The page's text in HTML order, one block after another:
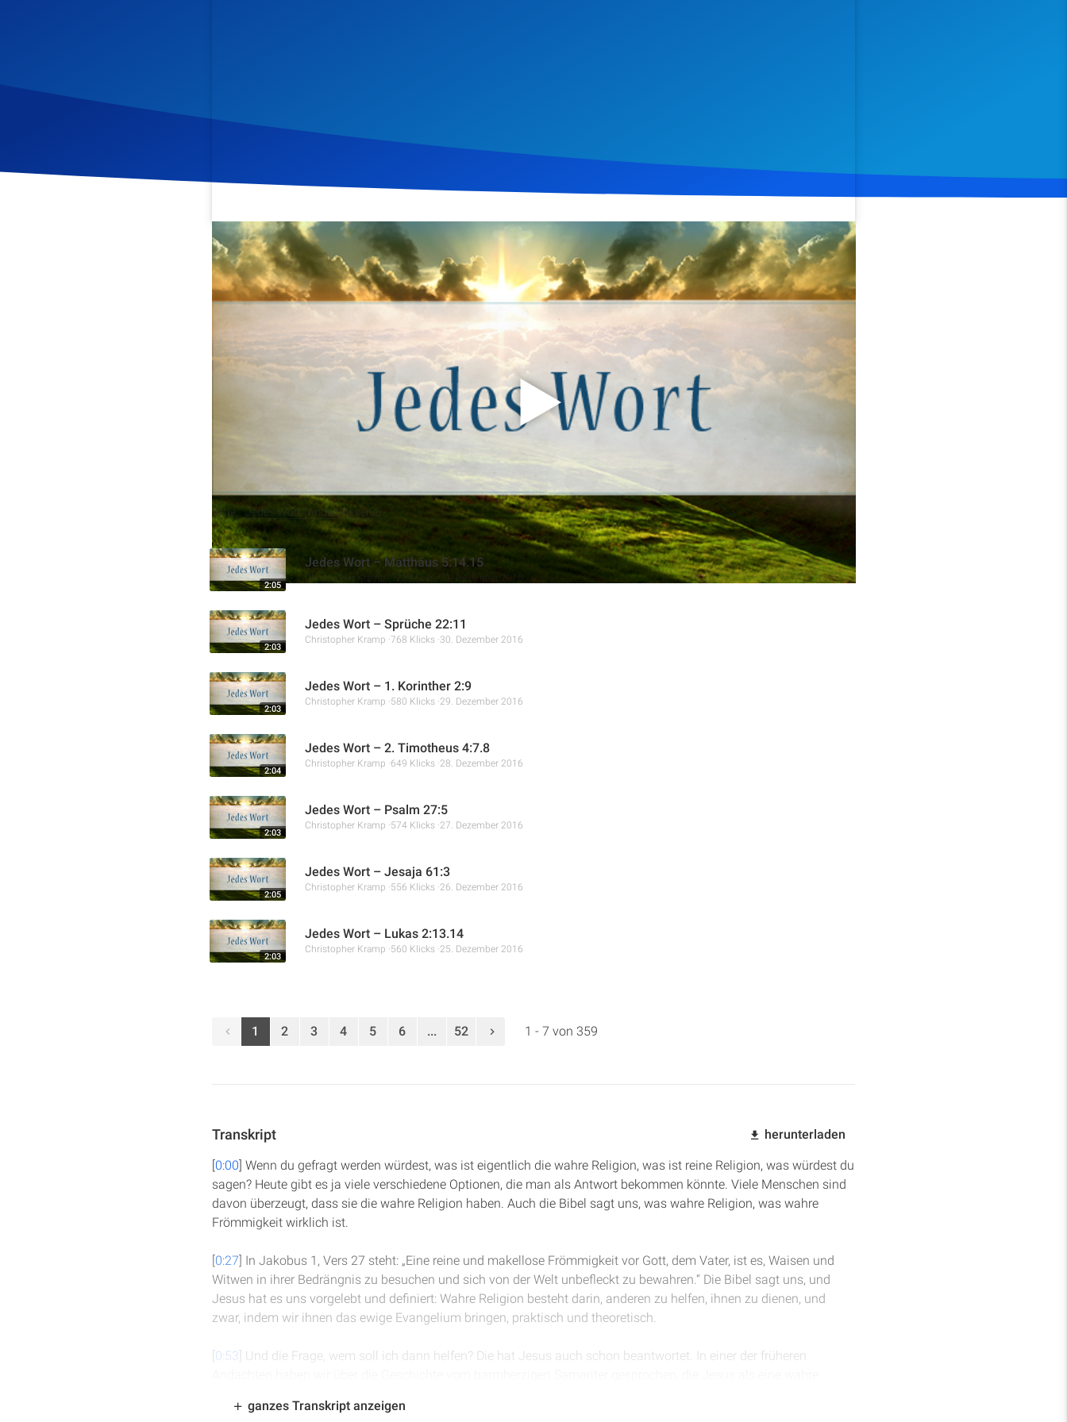
Veröffentlicht am 26. August 2016 329 Download Teilen
Diese Andacht beleuchtet die wahre Bedeutung von Religion und Frömmigkeit, wie sie in
beschrieben wird. Christopher Kramp erklärt, dass echte Religiosität darin besteht, anderen zu helfen und sich von
der Welt rein zu halten. Er betont, dass Jesus uns gezeigt hat, wie wir bedürftigen Menschen dienen und ihnen das
Weitere Aufnahmen
Serie: Jedes Wort (Andachtsserie)
2:05
Jedes Wort – Matthäus 5:14.15
Christopher Kramp 923 Klicks
2:03
Jedes Wort – Sprüche 22:11
Christopher Kramp 768 Klicks 30. Dezember 2016
2:03
Jedes Wort – 1. Korinther 2:9
Christopher Kramp 580 Klicks 29. Dezember 2016
2:04
Jedes Wort – 2. Timotheus 4:7.8
Christopher Kramp 649 Klicks 28. Dezember 2016
2:03
Jedes Wort – Psalm 27:5
Christopher Kramp 574 Klicks 27. Dezember 2016
2:05
Jedes Wort – Jesaja 61:3
Christopher Kramp 556 Klicks 26. Dezember 2016
2:03
Jedes Wort – Lukas 2:13.14
Christopher Kramp 560 Klicks 25. Dezember 2016
1 2 3 4 5 6 ... 52 1 - 7 von 359
Transkript herunterladen
[0:00] Wenn du gefragt werden würdest, was ist eigentlich die wahre Religion, was ist reine Religion, was würdest du
sagen? Heute gibt es ja viele verschiedene Optionen, die man als Antwort bekommen könnte. Viele Menschen sind
davon überzeugt, dass sie die wahre Religion haben. Auch die Bibel sagt uns, was wahre Religion, was wahre
Frömmigkeit wirklich ist.
[0:27] In Jakobus 1, Vers 27 steht: „Eine reine und makellose Frömmigkeit vor Gott, dem Vater, ist es, Waisen und
Witwen in ihrer Bedrängnis zu besuchen und sich von der Welt unbefleckt zu bewahren.“ Die Bibel sagt uns, und
Jesus hat es uns vorgelebt und definiert: Wahre Religion besteht darin, anderen zu helfen, ihnen zu dienen, und
zwar, indem wir ihnen das ewige Evangelium bringen, praktisch und theoretisch.
[0:53] Und die Frage, wem soll ich dann helfen? Die hat Jesus auch schon beantwortet. In einer der früheren
egal wer es ist, ob ich ihn kenne oder nicht. Ich habe das Privileg, mein Licht leuchten zu lassen und jedem
ganzes Transkript anzeigen